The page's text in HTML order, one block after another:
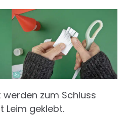
zum Schluss
Leim geklebt.